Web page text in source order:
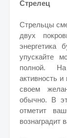
Стрелец
Стрельцы
двух
энергетика
упускайте
полной. На
активность и
своем
обычно. В
отметит
вознаградит